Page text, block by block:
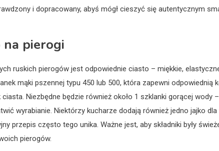
i dopracowany, abyś mógł cieszyć się autentycznym
na pierogi
ruskich pierogów jest odpowiednie ciasto – miękkie,
mąki pszennej typu 450 lub 500, która zapewni odpowiednią
Niezbędne będzie również około 1 szklanki gorącej wody
wyrabianie. Niektórzy kucharze dodają również jedno jajko
przepis często tego unika. Ważne jest, aby składniki były
pierogów.